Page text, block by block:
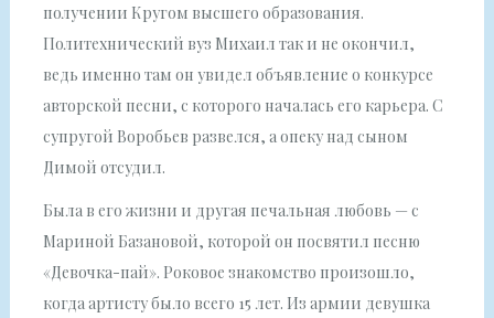
получении Кругом высшего образования.
Политехнический вуз Михаил так и не окончил,
ведь именно там он увидел объявление о конкурсе
авторской песни, с которого началась его карьера. С
супругой Воробьев развелся, а опеку над сыном
Димой отсудил.
Была в его жизни и другая печальная любовь — с
Мариной Базановой, которой он посвятил песню
«Девочка-пай». Роковое знакомство произошло,
когда артисту было всего 15 лет. Из армии девушка